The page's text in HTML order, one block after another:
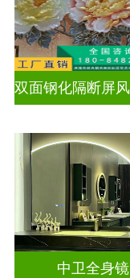
中卫全身镜